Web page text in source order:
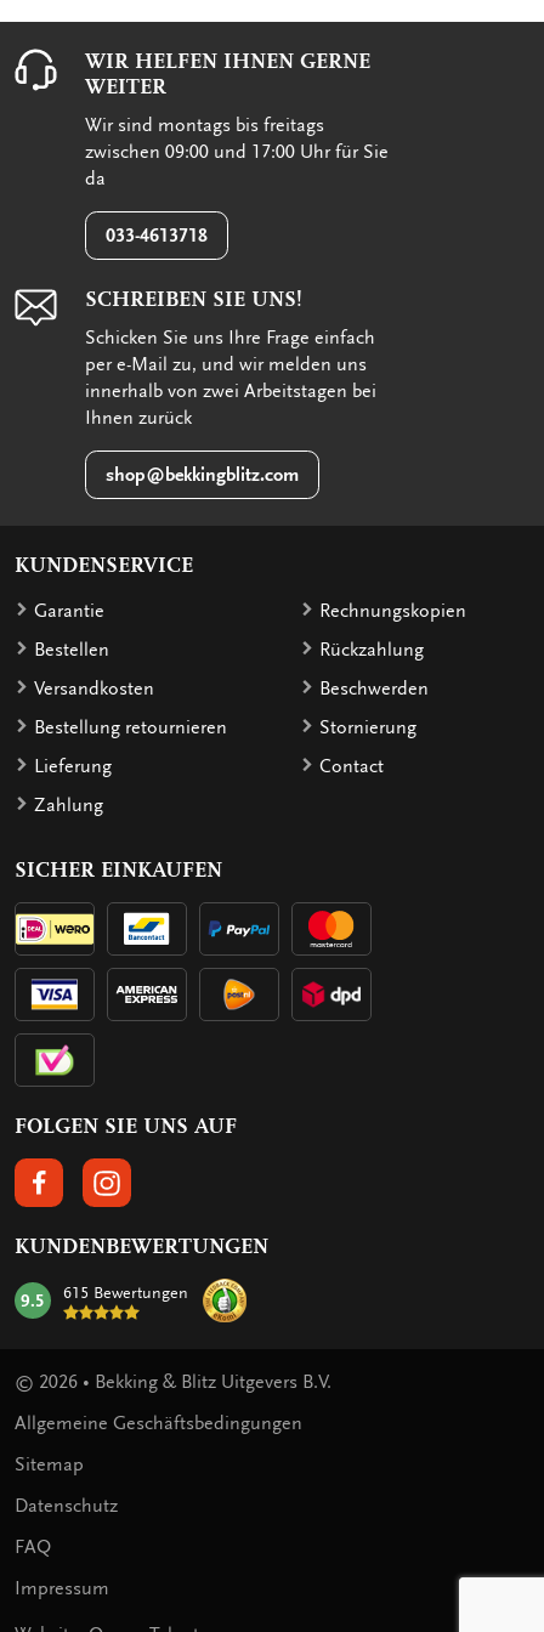
WIR HELFEN IHNEN GERNE
WEITER
Wir sind montags bis freitags
zwischen 09:00 und 17:00 Uhr für Sie
da
033-4613718
SCHREIBEN SIE UNS!
Schicken Sie uns Ihre Frage einfach
per e-Mail zu, und wir melden uns
innerhalb von zwei Arbeitstagen bei
Ihnen zurück
shop@bekkingblitz.com
KUNDENSERVICE
Garantie
Bestellen
Versandkosten
Bestellung retournieren
Lieferung
Zahlung
Rechnungskopien
Rückzahlung
Beschwerden
Stornierung
Contact
SICHER EINKAUFEN
FOLGEN SIE UNS AUF
FOLGEN SIE UNS AUF FACEBOOK
FOLGEN SIE UNS AUF INSTAGRAM
KUNDENBEWERTUNGEN
mark:
9.5 615 Bewertungen
© 2026 • Bekking & Blitz Uitgevers B.V.
Allgemeine Geschäftsbedingungen
Sitemap
Datenschutz
FAQ
Impressum